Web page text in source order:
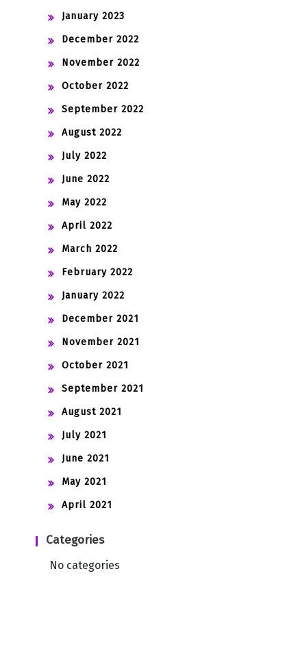
January 2023
December 2022
November 2022
October 2022
September 2022
August 2022
July 2022
June 2022
May 2022
April 2022
March 2022
February 2022
January 2022
December 2021
November 2021
October 2021
September 2021
August 2021
July 2021
June 2021
May 2021
April 2021
Categories
No categories